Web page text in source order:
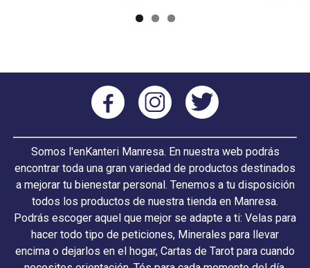
Somos l'enKanteri Manresa. En nuestra web podrás
encontrar toda una gran variedad de productos destinados
a mejorar tu bienestar personal. Tenemos a tu disposición
todos los productos de nuestra tienda en Manresa.
Podrás escoger aquel que mejor se adapte a ti: Velas para
hacer todo tipo de peticiones, Minerales para llevar
encima o dejarlos en el hogar, Cartas de Tarot para cuando